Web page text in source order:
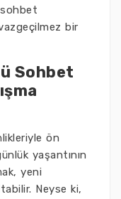
bir
Sohbet
ön
yaşantının
yeni
Neyse ki,